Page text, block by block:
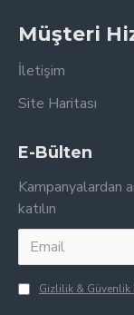
Müşteri
İletişim
Site Haritası
E-Bülten
Kampanyalardan
katılın
Gizlilik & Güvenlik